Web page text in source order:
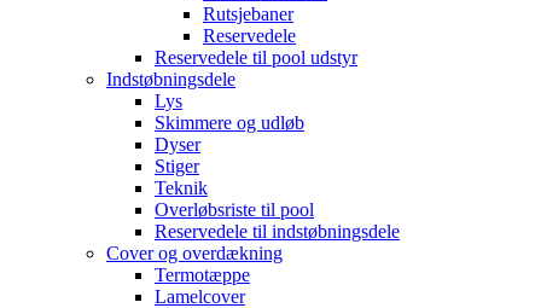
Rutsjebaner
Reservedele
Reservedele til pool udstyr
Indstøbningsdele
Lys
Skimmere og udløb
Dyser
Stiger
Teknik
Overløbsriste til pool
Reservedele til indstøbningsdele
Cover og overdækning
Termotæppe
Lamelcover